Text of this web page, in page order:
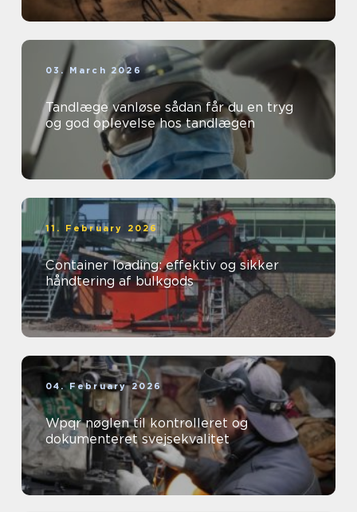
03. March 2026
Tandlæge vanløse sådan får du en tryg
og god oplevelse hos tandlægen
11. February 2026
Container loading: effektiv og sikker
håndtering af bulkgods
04. February 2026
Wpqr nøglen til kontrolleret og
dokumenteret svejsekvalitet